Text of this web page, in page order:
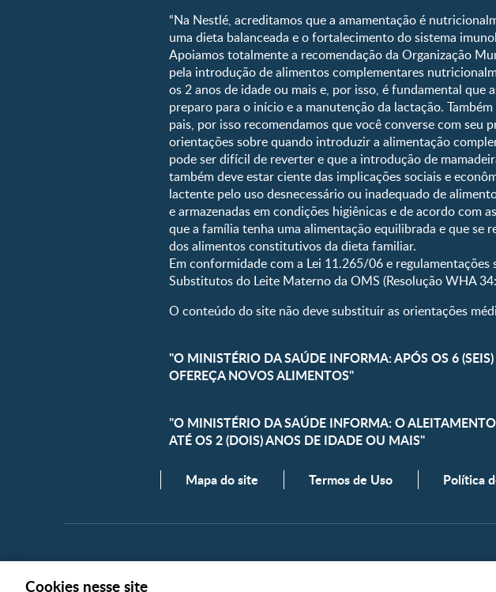
Fale conosco
Gravidez
Pós-Parto
0 a 5 meses
6 a 8 meses
9 a 12 meses
1 a 3 anos
Pré-escolar
Crescimento e
Ser Mãe e Pai
Nutrição,
“Na Nestlé, acreditamos que a amamentação é
uma dieta balanceada e o fortalecimento do sistema
Apoiamos totalmente a recomendação da Organização
pela introdução de alimentos complementares
os 2 anos de idade ou mais e, por isso, é fundamental
preparo para o início e a manutenção da lactação.
pais, por isso recomendamos que você converse com
orientações sobre quando introduzir a alimentação
pode ser difícil de reverter e que a introdução de
também deve estar ciente das implicações sociais e
lactente pelo uso desnecessário ou inadequado de
e armazenadas em condições higiênicas e de acordo
que a família tenha uma alimentação equilibrada e que
dos alimentos constitutivos da dieta familiar.
Em conformidade com a Lei 11.265/06 e
Substitutos do Leite Materno da OMS (Resolução WHA
O conteúdo do site não deve substituir as orientações
"O MINISTÉRIO DA SAÚDE INFORMA: APÓS OS 6
OFEREÇA NOVOS ALIMENTOS"
"O MINISTÉRIO DA SAÚDE INFORMA: O
ATÉ OS 2 (DOIS) ANOS DE IDADE OU MAIS"
Mapa do site Termos de Uso Política
Copyright @ 2026 Nestlé. Todos os direitos reservados.
Cookies nesse site